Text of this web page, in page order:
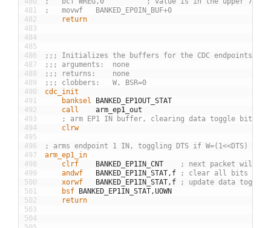
481
482
483
484
485
486
487
488
489
490
491
492
493
494
495
496
497
498
499
500
501
502
503
504
;	movwf	BANKED_EP0IN_BUF+0
	return
;;; Initializes the buffers for the CDC endpoints (1
;;; arguments:	none
;;; returns:	none
;;; clobbers:	W, BSR=0
cdc_init
	banksel
BANKED EP1OUT STAT
	call
arm ep1 out
; arm EP1 IN buffer, clearing data toggle bit
	clrw
; arms endpoint 1 IN, toggling DTS if W=(1<<DTS)
arm_ep1_in
	clrf
BANKED EP1IN CNT
; next packet will
	andwf
BANKED EP1IN STAT, f
; clear all bits
	xorwf
BANKED EP1IN STAT, f
; update data
	bsf
BANKED EP1IN STAT,UOWN
	return